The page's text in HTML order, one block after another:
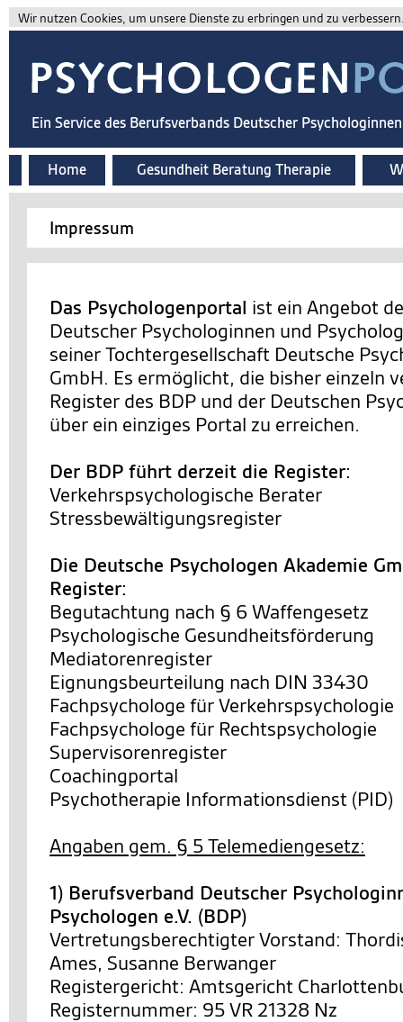
Wir nutzen Cookies, um unsere Dienste zu erbringen und zu
Ein Service des Berufsverbands Deutscher
Home Gesundheit Beratung Therapie
Impressum
Das Psychologenportal ist ein Angebot
Deutscher Psychologinnen und
seiner Tochtergesellschaft Deutsche
GmbH. Es ermöglicht, die bisher einzeln
Register des BDP und der Deutschen
über ein einziges Portal zu erreichen.
Der BDP führt derzeit die Register:
Verkehrspsychologische Berater
Stressbewältigungsregister
Die Deutsche Psychologen Akademie
Register:
Begutachtung nach § 6 Waffengesetz
Psychologische Gesundheitsförderung
Mediatorenregister
Eignungsbeurteilung nach DIN 33430
Fachpsychologe für Verkehrspsychologie
Fachpsychologe für Rechtspsychologie
Supervisorenregister
Coachingportal
Psychotherapie Informationsdienst (PID)
Angaben gem. § 5 Telemediengesetz:
1) Berufsverband Deutscher
Psychologen e.V. (BDP)
Vertretungsberechtigter Vorstand:
Ames, Susanne Berwanger
Registergericht: Amtsgericht
Registernummer: 95 VR 21328 Nz